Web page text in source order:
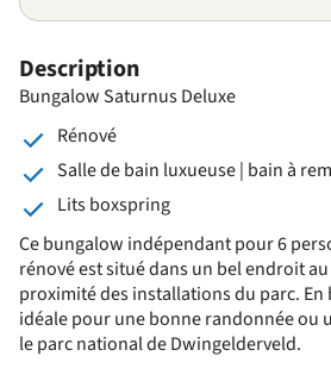
Description
Bungalow Saturnus Deluxe
Rénové
Salle de bain luxueuse | bain à
Lits boxspring
Ce bungalow indépendant pour 6
rénové est situé dans un bel endroit
proximité des installations du parc. En
idéale pour une bonne randonnée ou
le parc national de Dwingelderveld.